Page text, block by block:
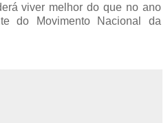
viver melhor do que no ano
do Movimento Nacional da